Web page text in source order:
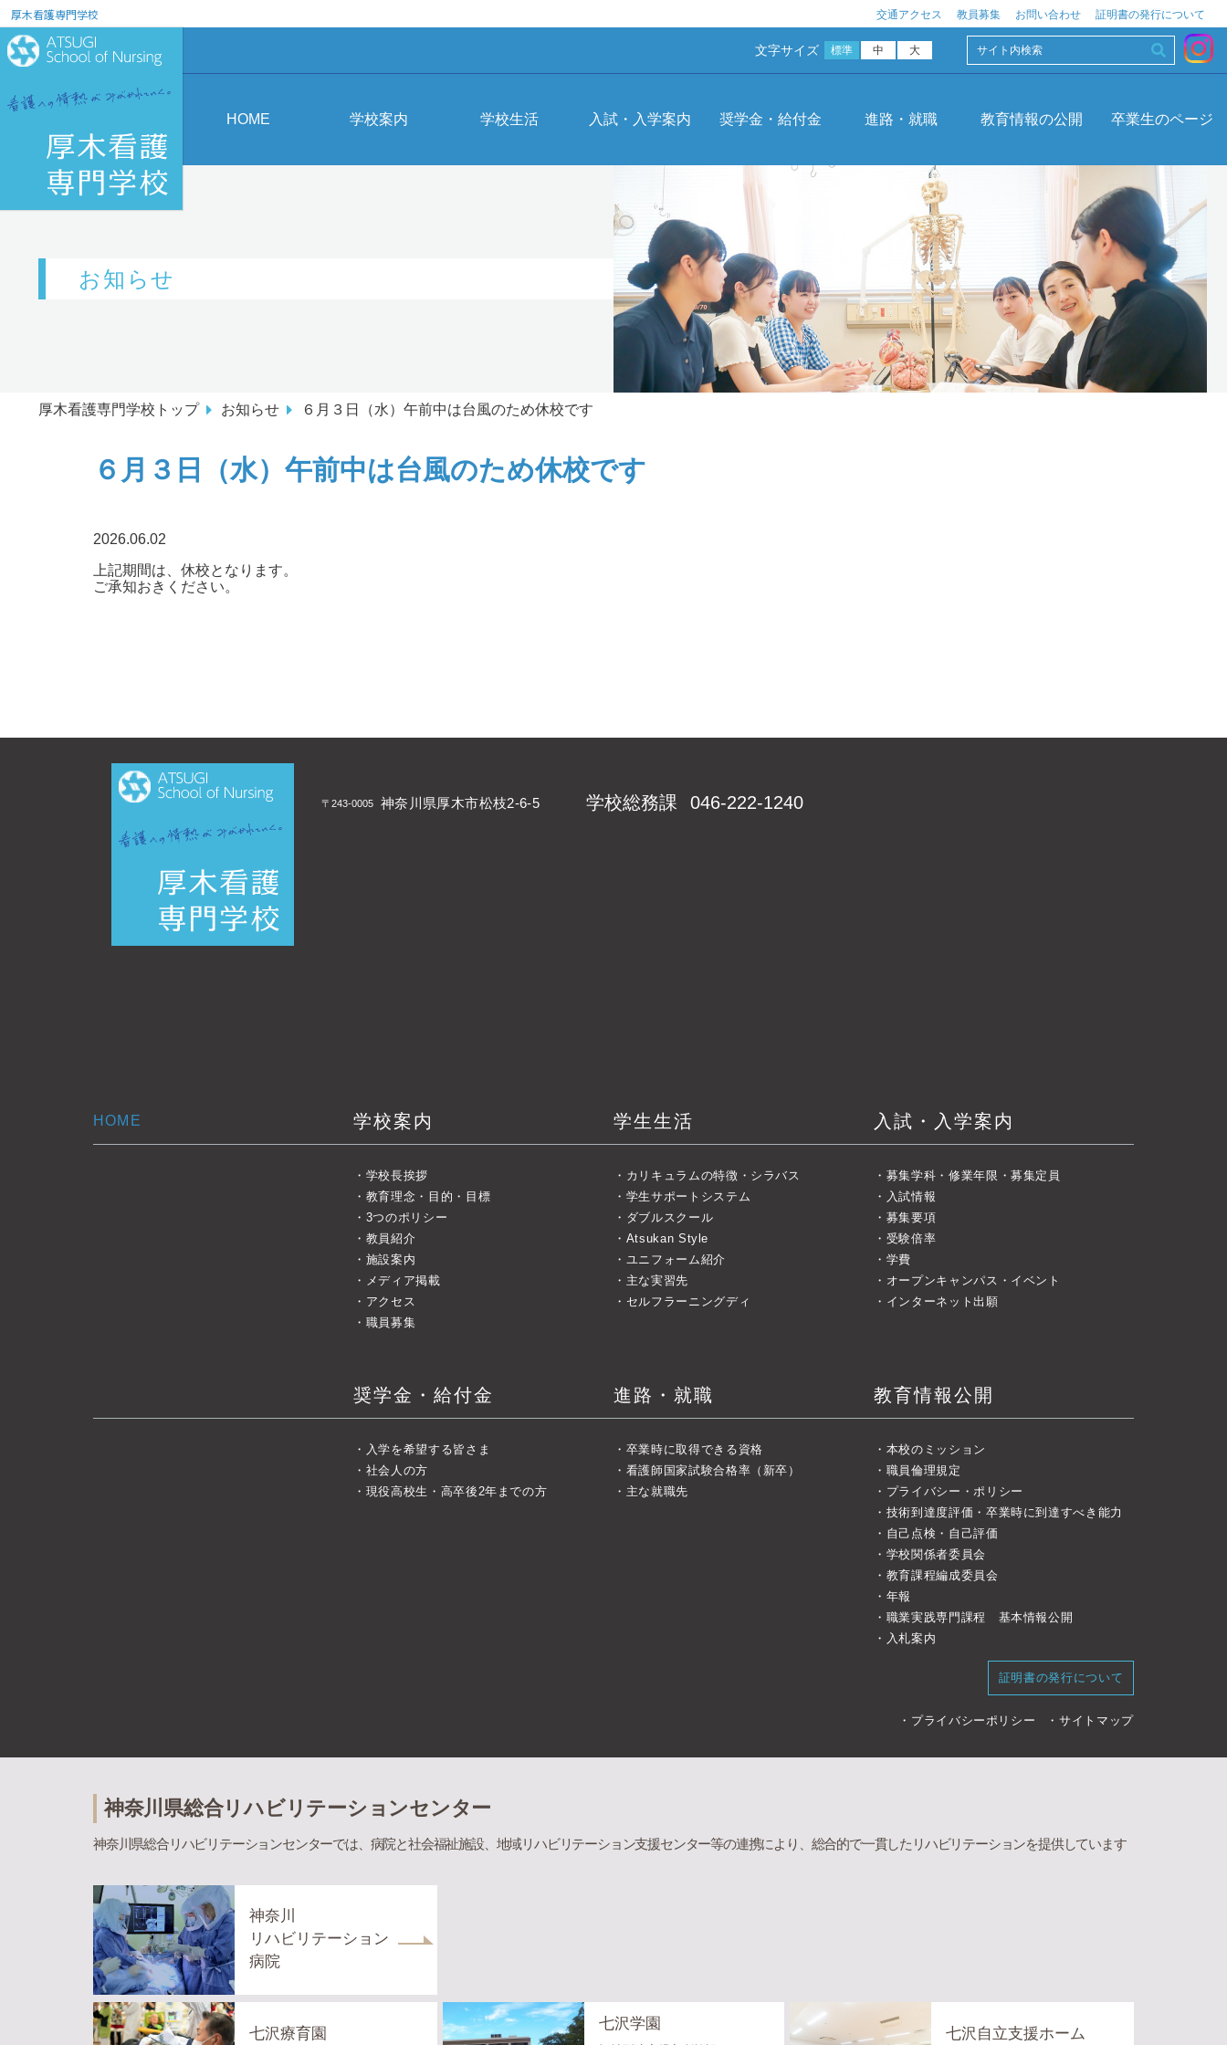
厚木看護専門学校 交通アクセス 教員募集 お問い合わせ 証明書の発行について
文字サイズ 標準 中 大
HOME 学校案内 学校生活 入試・入学案内 奨学金・給付金 進路・就職 教育情報の公開 卒業生のページ
お知らせ
厚木看護専門学校トップ お知らせ ６月３日（水）午前中は台風のため休校です
６月３日（水）午前中は台風のため休校です
2026.06.02
上記期間は、休校となります。
ご承知おきください。
〒243-0005 神奈川県厚木市松枝2-6-5 学校総務課 046-222-1240
HOME 学校案内
学校長挨拶
教育理念・目的・目標
3つのポリシー
教員紹介
施設案内
メディア掲載
アクセス
職員募集
学生生活
カリキュラムの特徴・シラバス
学生サポートシステム
ダブルスクール
Atsukan Style
ユニフォーム紹介
主な実習先
セルフラーニングディ
入試・入学案内
募集学科・修業年限・募集定員
入試情報
募集要項
受験倍率
学費
オープンキャンパス・イベント
インターネット出願
奨学金・給付金
入学を希望する皆さま
社会人の方
現役高校生・高卒後2年までの方
進路・就職
卒業時に取得できる資格
看護師国家試験合格率（新卒）
主な就職先
教育情報公開
本校のミッション
職員倫理規定
プライバシー・ポリシー
技術到達度評価・卒業時に到達すべき能力
自己点検・自己評価
学校関係者委員会
教育課程編成委員会
年報
職業実践専門課程 基本情報公開
入札案内
証明書の発行について
プライバシーポリシー サイトマップ
神奈川県総合リハビリテーションセンター
神奈川県総合リハビリテーションセンターでは、病院と社会福祉施設、地域リハビリテーション支援センター等の連携により、総合的で一貫したリハビリテーションを提供しています
神奈川
リハビリテーション
病院
七沢療育園
七沢学園
七沢自立支援ホーム